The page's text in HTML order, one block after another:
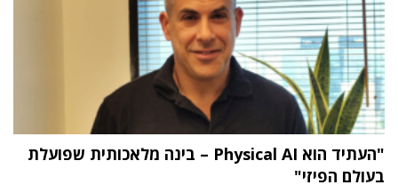
"העתיד הוא Physical AI – בינה מלאכותית שפועלת
בעולם הפיזי"